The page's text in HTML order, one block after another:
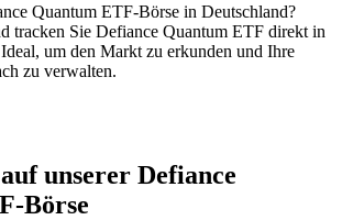
Quantum ETF-Börse in Deutschland?
tracken Sie Defiance Quantum ETF direkt in
um den Markt zu erkunden und Ihre
zu verwalten.
unserer Defiance
Börse